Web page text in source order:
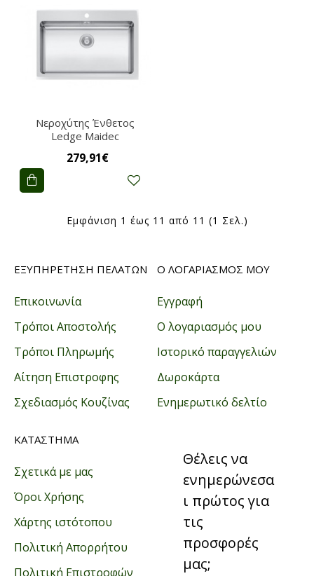
Νεροχύτης Ένθετος
Ledge Maidec
279,91€
Εμφάνιση 1 έως 11 από 11 (1 Σελ.)
ΕΞΥΠΗΡΕΤΗΣΗ ΠΕΛΑΤΩΝ
Επικοινωνία
Τρόποι Αποστολής
Τρόποι Πληρωμής
Αίτηση Επιστροφης
Σχεδιασμός Κουζίνας
Ο ΛΟΓΑΡΙΑΣΜΟΣ ΜΟΥ
Εγγραφή
Ο λογαριασμός μου
Ιστορικό παραγγελιών
Δωροκάρτα
Ενημερωτικό δελτίο
ΚΑΤΑΣΤΗΜΑ
Σχετικά με μας
Όροι Χρήσης
Χάρτης ιστότοπου
Πολιτική Απορρήτου
Πολιτική Επιστροφών
Θέλεις να
ενημερώνεσα
ι πρώτος για
τις
προσφορές
μας;